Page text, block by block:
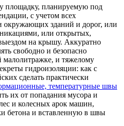
площадку, планируемую под
с учетом всех
окружающих зданий и дорог, или
или открытых,
на крышу. Аккуратно
свободно и безопасно
малолитражке, и тяжелому
гидроизоляции: как с
сделать практически
температурные швы
их от попадания мусора и
и колесных арок машин,
бетона и вставленную в швы